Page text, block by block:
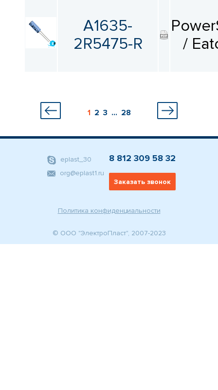
A1635-
2R5475-R
/
1 2 3 ... 28
Политика конфиденциальности
eplast_30
org@eplast1.ru
8 812 309 58 32
Заказать звонок
© ООО "ЭлектроПласт", 2007-2023